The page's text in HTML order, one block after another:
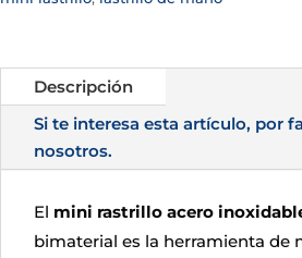
Descripción
Si te interesa esta artículo, por
nosotros.
El mini rastrillo acero
bimaterial es la herramienta de